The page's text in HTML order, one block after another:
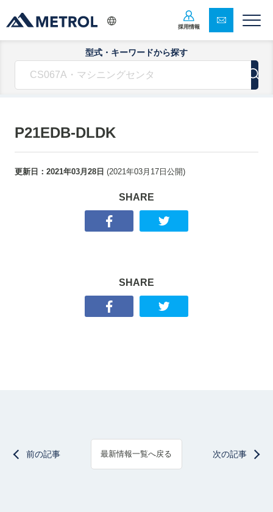
採用情報
型式・キーワードから探す
P21EDB-DLDK
更新日： 2021年03月28日 (2021年03月17日 公開)
SHARE
SHARE
前の記事 最新情報一覧へ戻る 次の記事